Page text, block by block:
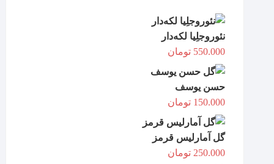
نئوروجلِیا لکه‌دار
550.000 تومان
حسن یوسف
150.000 تومان
گل آمارلیس قرمز
250.000 تومان